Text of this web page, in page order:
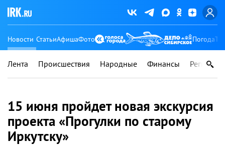
Новости СтатьиАфишаФото Погода
Лента Происшествия Народные Финансы Регионы
15 июня пройдет новая экскурсия
проекта «Прогулки по старому
Иркутску»